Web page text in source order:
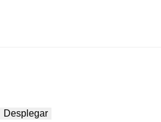
Desplegar